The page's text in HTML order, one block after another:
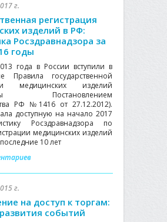
г.
регистрация
изделий в РФ:
Росздравнадзора за
годы
года в России вступили в
Правила государственной
медицинских изделий
Постановлением
РФ №1416 от 27.12.2012).
доступную на начало 2017
Росздравнадзора по
медицинских изделий
10 лет
г.
на доступ к торгам:
событий